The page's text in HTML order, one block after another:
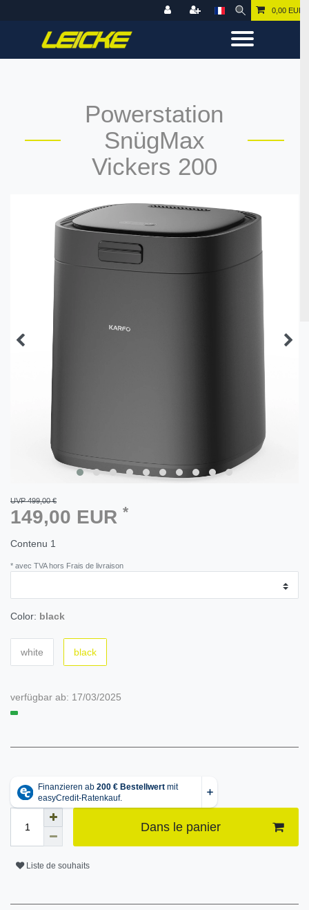
0,00 EUR
Powerstation
SnügMax
Vickers 200
UVP 499,00 €
149,00 EUR *
Contenu 1
* avec TVA hors Frais de livraison
Color: black
white black
verfügbar ab: 17/03/2025
Dans le panier
Liste de souhaits